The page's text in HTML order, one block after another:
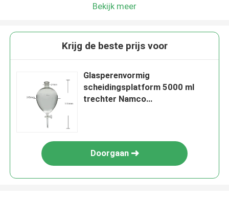
Bekijk meer
Krijg de beste prijs voor
Glasperenvormig
scheidingsplatform 5000 ml
trechter Namco
Doorgaan